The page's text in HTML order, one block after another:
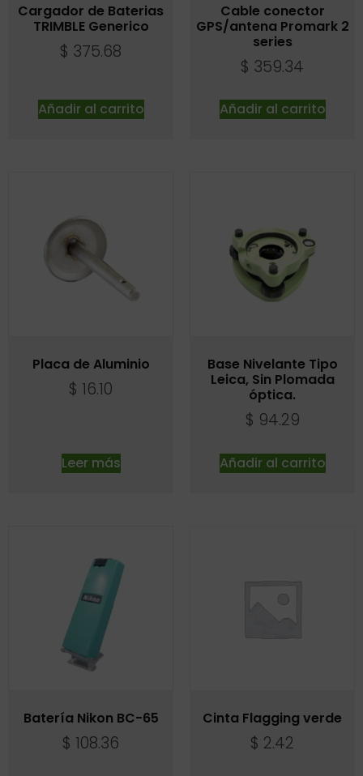
Cargador de Baterias
TRIMBLE Generico
$ 375.68
Añadir al carrito
Cable conector
GPS/antena Promark 2
series
$ 359.34
Añadir al carrito
Placa de Aluminio
$ 16.10
Leer más
Base Nivelante Tipo
Leica, Sin Plomada
óptica.
$ 94.29
Añadir al carrito
Batería Nikon BC-65
$ 108.36
Cinta Flagging verde
$ 2.42